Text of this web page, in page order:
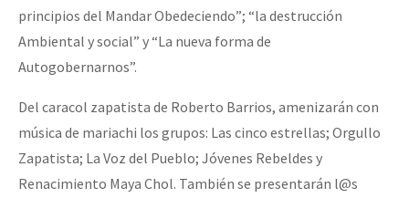
principios del Mandar Obedeciendo”; “la destrucción
Ambiental y social” y “La nueva forma de
Autogobernarnos”.
Del caracol zapatista de Roberto Barrios, amenizarán con
música de mariachi los grupos: Las cinco estrellas; Orgullo
Zapatista; La Voz del Pueblo; Jóvenes Rebeldes y
Renacimiento Maya Chol. También se presentarán l@s